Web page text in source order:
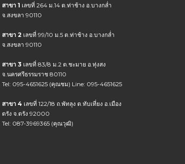
สาขา 1 เลขที่ 264 ม.14 ต.ท่าช้าง อ.บางกล่ำ
จ.สงขลา 90110
สาขา 2 เลขที่ 99/10 ม.5 ต.ท่าช้าง อ.บางกล่ำ
จ.สงขลา 90110
สาขา 3 เลขที่ 83/8 ม.2 ต.ชะมาย อ.ทุ่งสง
จ.นครศรีธรรมราช 80110
Tel: 095-4651625 (คุณชม) Line: 095-4651625
สาขา 4 เลขที่ 122/18 ถ.พัทลุง ต.ทับเที่ยง อ.เมือง
ตรัง จ.ตรัง 92000
Tel: 087-3969365 (คุณวุฒิ)